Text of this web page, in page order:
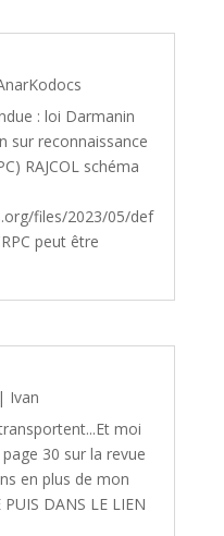
: loi Darmanin
sur reconnaissance
RAJCOL schéma
files/2023/05/def
peut être
| Ivan
moi
30 sur la revue
en plus de mon
PUIS DANS LE LIEN